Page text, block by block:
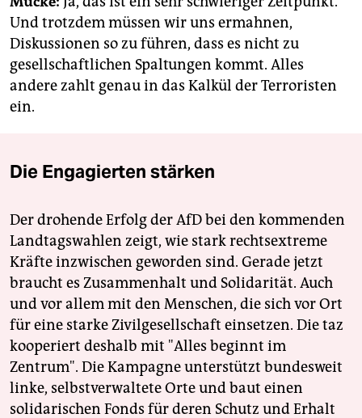
Und trotzdem müssen wir uns ermahnen,
Diskussionen so zu führen, dass es nicht zu
gesellschaftlichen Spaltungen kommt. Alles
andere zahlt genau in das Kalkül der Terroristen
ein.
Die Engagierten stärken
Der drohende Erfolg der AfD bei den kommenden
Landtagswahlen zeigt, wie stark rechtsextreme
Kräfte inzwischen geworden sind. Gerade jetzt
braucht es Zusammenhalt und Solidarität. Auch
und vor allem mit den Menschen, die sich vor Ort
für eine starke Zivilgesellschaft einsetzen. Die taz
kooperiert deshalb mit "Alles beginnt im
Zentrum". Die Kampagne unterstützt bundesweit
linke, selbstverwaltete Orte und baut einen
solidarischen Fonds für deren Schutz und Erhalt